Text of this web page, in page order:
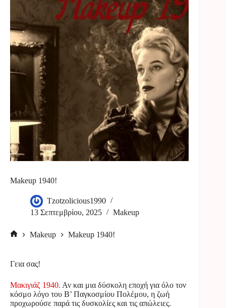
Makeup 1940!
Tzotzolicious1990
13 Σεπτεμβρίου, 2025
Makeup
Makeup Makeup 1940!
Γεια σας!
Μακιγιάζ 1940. Αν και μια δύσκολη εποχή για όλο τον
κόσμο λόγο του Β’ Παγκοσμίου Πολέμου, η ζωή
προχωρούσε παρά τις δυσκολίες και τις απώλειες.